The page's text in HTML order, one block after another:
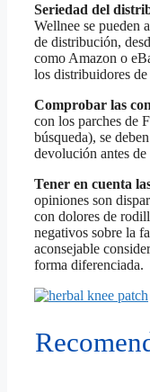
Seriedad del
Wellnee se pueden
de distribución,
como Amazon o
los distribuidores
Comprobar las
con los parches de
búsqueda), se
devolución antes de
Tener en cuenta
opiniones son
con dolores de
negativos sobre la
aconsejable
forma diferenciada.